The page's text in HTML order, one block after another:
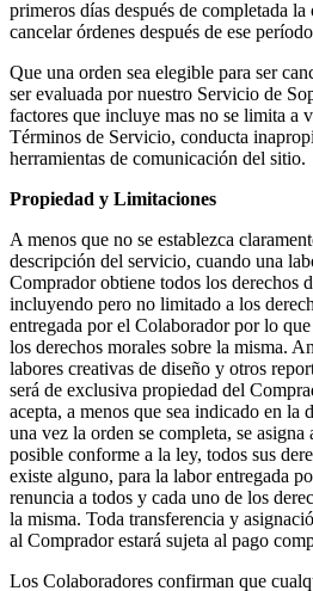
primeros días después de completada
cancelar órdenes después de ese
Que una orden sea elegible para ser
ser evaluada por nuestro Servicio de
factores que incluye mas no se limita a
Términos de Servicio, conducta
herramientas de comunicación del sitio.
Propiedad y Limitaciones
A menos que no se establezca
descripción del servicio, cuando una
Comprador obtiene todos los derechos
incluyendo pero no limitado a los
entregada por el Colaborador por lo
los derechos morales sobre la misma.
labores creativas de diseño y otros
será de exclusiva propiedad del
acepta, a menos que sea indicado en la
una vez la orden se completa, se
posible conforme a la ley, todos sus
existe alguno, para la labor entregada
renuncia a todos y cada uno de los
la misma. Toda transferencia y
al Comprador estará sujeta al pago
Los Colaboradores confirman que